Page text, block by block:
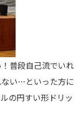
普段自己流でいれ
ない…といった方に
の円すい形ドリッ